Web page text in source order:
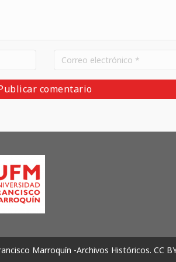
Marroquín -Archivos Históricos. CC